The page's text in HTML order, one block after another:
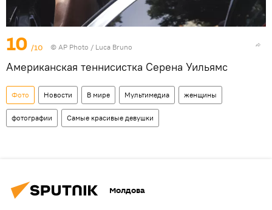
10 /10 © AP Photo / Luca Bruno
Американская теннисистка Серена Уильямс
Фото Новости В мире Мультимедиа женщины
фотографии Самые красивые девушки
Молдова